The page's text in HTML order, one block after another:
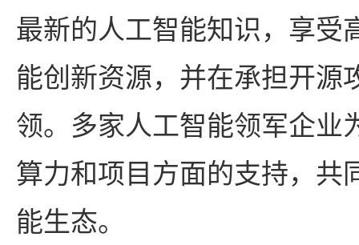
最新的人工智能知识，享受
能创新资源，并在承担开源
领。多家人工智能领军企业
算力和项目方面的支持，共
能生态。